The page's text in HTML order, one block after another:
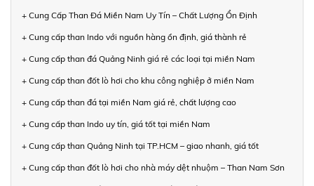
+ Cung Cấp Than Đá Miền Nam Uy Tín – Chất Lượng Ổn Định
+ Cung cấp than Indo với nguồn hàng ổn định, giá thành rẻ
+ Cung cấp than đá Quảng Ninh giá rẻ các loại tại miền Nam
+ Cung cấp than đốt lò hơi cho khu công nghiệp ở miền Nam
+ Cung cấp than đá tại miền Nam giá rẻ, chất lượng cao
+ Cung cấp than Indo uy tín, giá tốt tại miền Nam
+ Cung cấp than Quảng Ninh tại TP.HCM – giao nhanh, giá tốt
+ Cung cấp than đốt lò hơi cho nhà máy dệt nhuộm – Than Nam Sơn